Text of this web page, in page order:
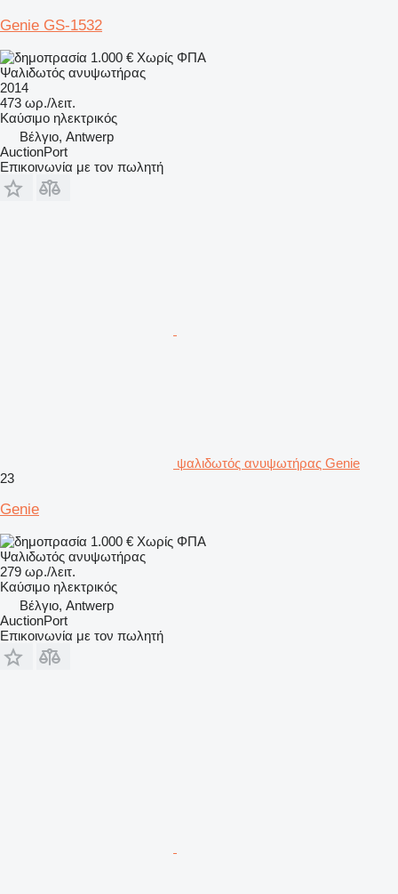
Genie GS-1532
1.000 € Χωρίς ΦΠΑ
Ψαλιδωτός ανυψωτήρας
2014
473 ωρ./λειτ.
Καύσιμο ηλεκτρικός
Βέλγιο, Antwerp
AuctionPort
Επικοινωνία με τον πωλητή
ψαλιδωτός ανυψωτήρας Genie
23
Genie
1.000 € Χωρίς ΦΠΑ
Ψαλιδωτός ανυψωτήρας
279 ωρ./λειτ.
Καύσιμο ηλεκτρικός
Βέλγιο, Antwerp
AuctionPort
Επικοινωνία με τον πωλητή